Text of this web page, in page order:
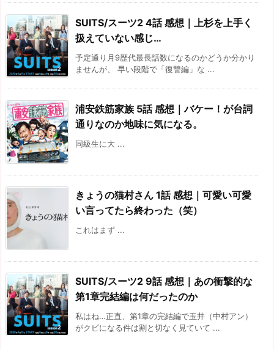
SUITS/スーツ2 4話 感想｜上杉を上手く
扱えていない感じ…
予定通り月9歴代最長話数になるのかどうか分かり
ませんが、 早い段階で「復讐編」な ...
浦安鉄筋家族 5話 感想｜バケー！が台詞
通りなのか地味に気になる。
同級生に大 ...
きょうの猫村さん 1話 感想｜可愛い可愛
い言ってたら終わった（笑）
これはまず ...
SUITS/スーツ2 9話 感想｜あの衝撃的な
第1章完結編は何だったのか
私はね…正直、第1章の完結編で玉井（中村アン）
がクビになる件は割と切なく見ていて ...